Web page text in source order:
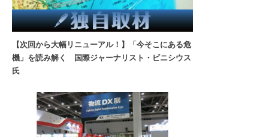
【次回から大幅リニューアル！】「今そこにある危
機」を読み解く 国際ジャーナリスト・ビニシウス
氏